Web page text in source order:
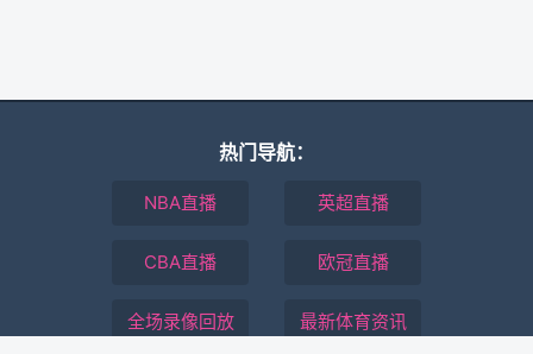
热门导航：
NBA直播 英超直播
CBA直播 欧冠直播
全场录像回放 最新体育资讯